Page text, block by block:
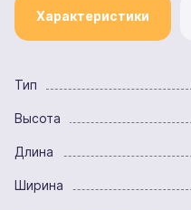
Характеристики
Тип
Высота
Длина
Ширина